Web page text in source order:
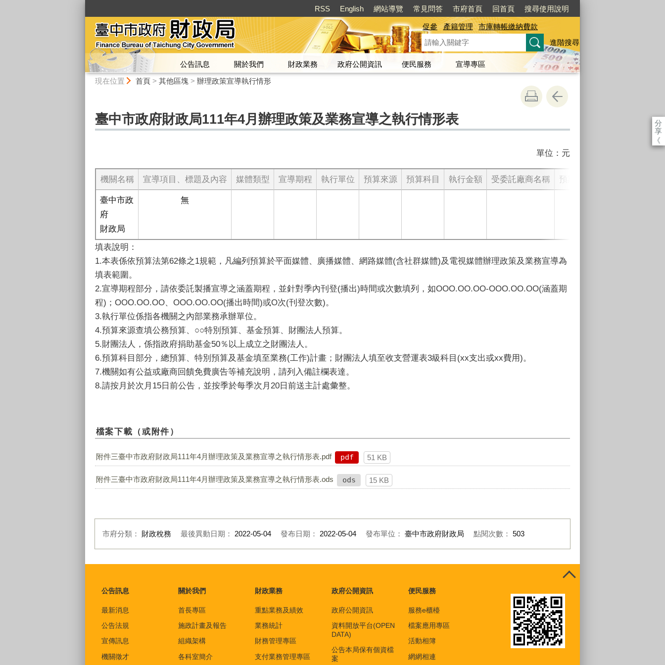
RSS English 網站導覽 常見問答 市府首頁 回首頁 搜尋使用說明
促參 產籍管理
市庫轉帳繳納費款
進階搜尋
公告訊息 關於我們 財政業務 政府公開資訊 便民服務
宣導專區
現在位置 首頁> 其他區塊 > 辦理政策宣導執行情形
分
享
《
臺中市政府財政局111年4月辦理政策及業務宣導之執行情形表
單位：元
機關名稱 宣導項目、標題及內容 媒體類型 宣導期程 執行單位 預算來源 預算科目 執行金額 受委託廠商名稱 預期效益
臺中市政
府
財政局
無
填表說明：
1.本表係依預算法第62條之1規範，凡編列預算於平面媒體、廣播媒體、網路媒體(含社群媒體)及電視媒體辦理政策及業務宣導為
填表範圍。
2.宣導期程部分，請依委託製播宣導之涵蓋期程，並針對季內刊登(播出)時間或次數填列，如OOO.OO.OO-OOO.OO.OO(涵蓋期
程)；OOO.OO.OO、OOO.OO.OO(播出時間)或O次(刊登次數)。
3.執行單位係指各機關之內部業務承辦單位。
4.預算來源查填公務預算、○○特別預算、基金預算、財團法人預算。
5.財團法人，係指政府捐助基金50％以上成立之財團法人。
6.預算科目部分，總預算、特別預算及基金填至業務(工作)計畫；財團法人填至收支營運表3級科目(xx支出或xx費用)。
7.機關如有公益或廠商回饋免費廣告等補充說明，請列入備註欄表達。
8.請按月於次月15日前公告，並按季於每季次月20日前送主計處彙整。
檔案下載（或附件）
附件三臺中市政府財政局111年4月辦理政策及業務宣導之執行情形表.pdf pdf 51 KB
附件三臺中市政府財政局111年4月辦理政策及業務宣導之執行情形表.ods ods 15 KB
市府分類： 財政稅務 最後異動日期： 2022-05-04 發布日期： 2022-05-04 發布單位： 臺中市政府財政局 點閱次數： 503
公告訊息
最新消息
公告法規
宣傳訊息
機關徵才
關於我們
首長專區
施政計畫及報告
組織架構
各科室簡介
財政業務
重點業務及績效
業務統計
財務管理專區
支付業務管理專區
政府公開資訊
政府公開資訊
資料開放平台(OPEN
DATA)
公告本局保有個資檔
案
便民服務
服務e櫃檯
檔案應用專區
活動相簿
網網相連